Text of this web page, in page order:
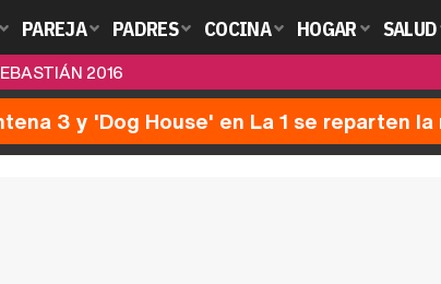
PAREJA PADRES COCINA HOGAR SALUD
2016
3 y 'Dog House' en La 1 se reparten